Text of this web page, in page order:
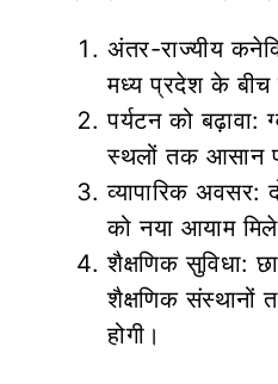
अंतर-राज्यीय
मध्य प्रदेश के बीच
पर्यटन को बढ़ावा:
स्थलों तक आसान
व्यापारिक अवसर:
को नया आयाम
शैक्षणिक सुविधा:
शैक्षणिक संस्थानों
होगी।